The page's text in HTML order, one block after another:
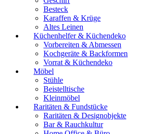
Besteck
Karaffen & Krüge
Altes Leinen
Küchenhelfer & Küchendeko
Vorbereiten & Abmessen
Kochgeräte & Backformen
Vorrat & Küchendeko
Möbel
Stühle
Beistelltische
Kleinmöbel
Raritäten & Fundstücke
Raritäten & Designobjekte
Bar & Rauchkultur